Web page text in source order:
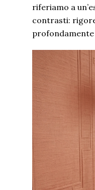
riferiamo a
contrasti: